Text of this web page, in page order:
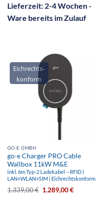
Lieferzeit: 2-4 Wochen -
Ware bereits im Zulauf
Eichrechts-
konform
GO-E GMBH
go-e Charger PRO Cable
Wallbox 11kW M&E
inkl. 6m Typ-2 Ladekabel – RFID |
LAN+WLAN+SIM | Eichrechtskonform
1.339,00€ 1.289,00€